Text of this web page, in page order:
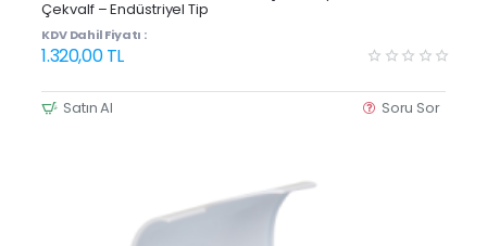
Çekvalf – Endüstriyel Tip
KDV Dahil Fiyatı :
1.320,00 TL
Satın Al Soru Sor